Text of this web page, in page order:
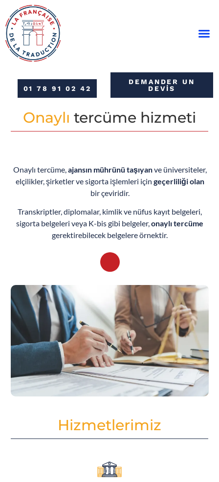
01 78 91 02 42
DEMANDER UN
DEVIS
Onaylı tercüme hizmeti
Onaylı tercüme,ajansın mührünü taşıyanve üniversiteler,
elçilikler, şirketler ve sigorta işlemleri için geçerliliği olan
bir çeviridir.
Transkriptler, diplomalar, kimlik ve nüfus kayıt belgeleri,
sigorta belgeleri veya K-bis gibi belgeler,onaylı tercüme
gerektirebilecek belgelere örnektir.
Hizmetlerimiz